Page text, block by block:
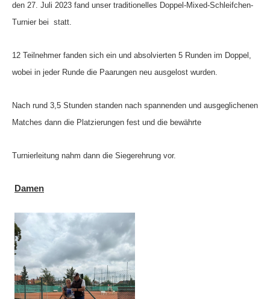
Punktspiele
Punktspiele Wintersaison 2025/2026
TRAINING
Trainingszeiten
Trainer
Platz buchen
Kinder- und Jugendtraining
den 27. Juli 2023 fand unser traditionelles Doppel-Mixed-Schleifchen-
Turnier bei statt.
12 Teilnehmer fanden sich ein und absolvierten 5 Runden im Doppel,
wobei in jeder Runde die Paarungen neu ausgelost wurden.
Nach rund 3,5 Stunden standen nach spannenden und ausgeglichenen
Matches dann die Platzierungen fest und die bewährte
Turnierleitung nahm dann die Siegerehrung vor.
Damen